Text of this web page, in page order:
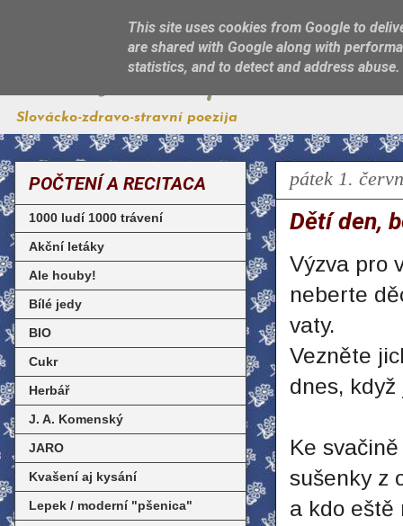
Jest, jak sa patří
Slovácko-zdravo-stravní poezija
pátek 1.
Dětí den,
Výzva pro
neberte
vaty.
Vezněte
dnes,
Ke
sušenky z
a kdo eště
POČTENÍ A RECITACA
1000 ludí 1000 trávení
Akční letáky
Ale houby!
Bílé jedy
BIO
Cukr
Herbář
J. A. Komenský
JARO
Kvašení aj kysání
Lepek / moderní "pšenica"
This site uses cookies from Google to
are shared with Google along with
statistics, and to detect and address abuse.